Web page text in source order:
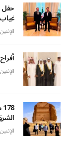
حفل
الإثنين 10 أغسطس 8:49 ص
الإثنين 10 أغسطس 8:22 ص
الإثنين 10 أغسطس 8:21 ص